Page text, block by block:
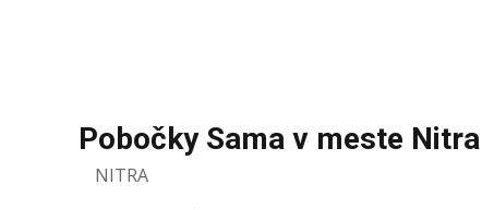
Pobočky Sama v meste Nitra
NITRA